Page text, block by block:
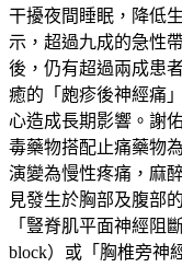
干擾夜間睡眠，降低
示，超過九成的急性
後，仍有超過兩成患
癒的「皰疹後神經痛
心造成長期影響。謝
毒藥物搭配止痛藥物
演變為慢性疼痛，麻
見發生於胸部及腹部
「豎脊肌平面神經阻
block）或「胸椎旁神